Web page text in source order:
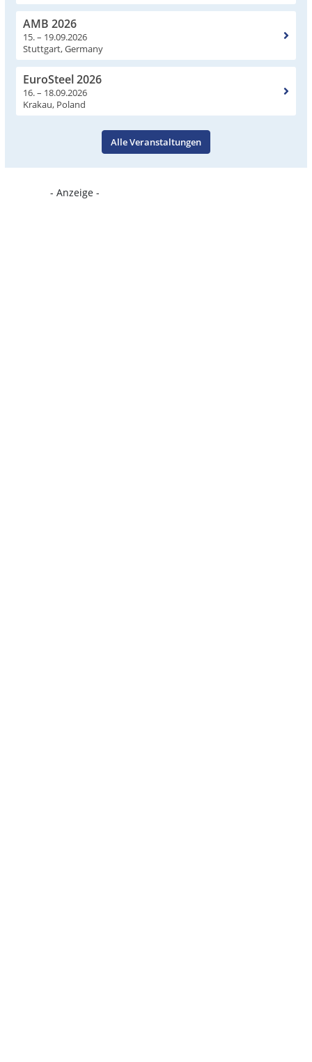
AMB 2026
15. – 19.09.2026
Stuttgart, Germany
EuroSteel 2026
16. – 18.09.2026
Krakau, Poland
Alle Veranstaltungen
- Anzeige -